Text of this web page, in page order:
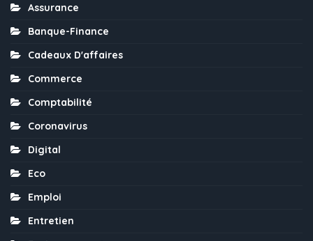
Assurance
Banque-Finance
Cadeaux D'affaires
Commerce
Comptabilité
Coronavirus
Digital
Eco
Emploi
Entretien